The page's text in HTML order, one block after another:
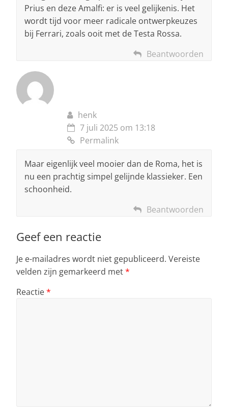
Prius en deze Amalfi: er is veel gelijkenis. Het
wordt tijd voor meer radicale ontwerpkeuzes
bij Ferrari, zoals ooit met de Testa Rossa.
Beantwoorden
henk
7 juli 2025 om 13:18
Permalink
Maar eigenlijk veel mooier dan de Roma, het is
nu een prachtig simpel gelijnde klassieker. Een
schoonheid.
Beantwoorden
Geef een reactie
Je e-mailadres wordt niet gepubliceerd. Vereiste
velden zijn gemarkeerd met*
Reactie*